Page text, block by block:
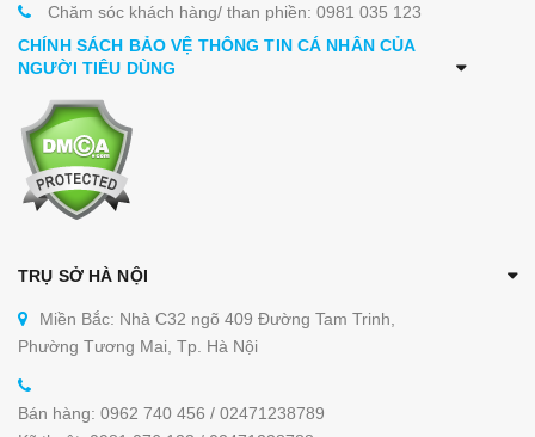
Chăm sóc khách hàng/ than phiền: 0981 035 123
CHÍNH SÁCH BẢO VỆ THÔNG TIN CÁ NHÂN CỦA
NGƯỜI TIÊU DÙNG
TRỤ SỞ HÀ NỘI
Miền Bắc: Nhà C32 ngõ 409 Đường Tam Trinh,
Phường Tương Mai, Tp. Hà Nội
Bán hàng: 0962 740 456 / 02471238789